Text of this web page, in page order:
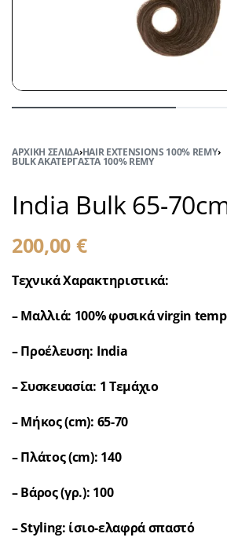
ΑΡΧΙΚΉ ΣΕΛΊΔΑ›HAIR EXTENSIONS 100% REMY›
BULK ΑΚΑΤΈΡΓΑΣΤΑ 100% REMY
India Bulk 65-
200,00 €
Τεχνικά Χαρακτηριστικά:
– Μαλλιά: 100% φυσικά virgin
– Προέλευση: India
– Συσκευασία: 1 Τεμάχιο
– Μήκος (cm): 65-70
– Πλάτος (cm): 140
– Βάρος (γρ.): 100
– Styling: ίσιο-ελαφρά σπαστό